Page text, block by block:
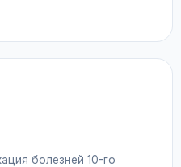
болезней 10-го